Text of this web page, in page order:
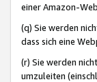
einer Amazon-
(q) Sie werden
dass sich eine
(r) Sie werden
umzuleiten